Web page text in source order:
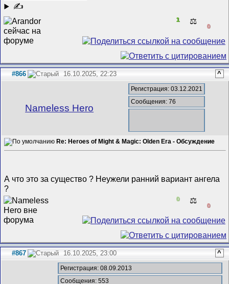
✍
1 ⚖️
0
#866 16.10.2025, 22:23 ^
Nameless Hero
Регистрация: 03.12.2021
Сообщения: 76
Re: Heroes of Might & Magic: Olden Era - Обсуждение
А что это за существо ? Неужели ранний вариант ангела
?
0 ⚖️
0
#867 16.10.2025, 23:00 ^
Регистрация: 08.09.2013
Сообщения: 553